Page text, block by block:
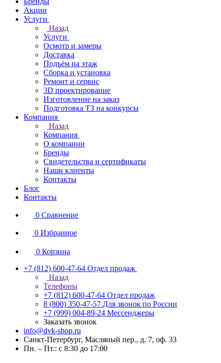
Акции
Услуги
Назад
Услуги
Осмотр и замеры
Доставка
Подъём на этаж
Сборка и установка
Ремонт и сервис
3D проектирование
Изготовление на заказ
Подготовка ТЗ на конкурсы
Компания
Назад
Компания
О компании
Бренды
Свидетельства и сертификаты
Наши клиенты
Контакты
Блог
Контакты
0 Сравнение
0 Избранное
0 Корзина
+7 (812) 600-47-64 Отдел продаж
Назад
Телефоны
+7 (812) 600-47-64 Отдел продаж
8 (800) 350-47-57 Для звонок по России
+7 (999) 004-89-24 Мессенджеры
Заказать звонок
info@dvk-shop.ru
Санкт-Петербург, Масляный пер., д. 7, оф. 33
Пн. – Пт.: с 8:30 до 17:00